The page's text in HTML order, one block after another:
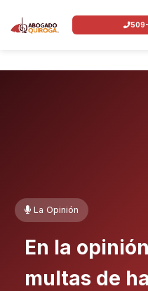
La Opinión
En la
multas de